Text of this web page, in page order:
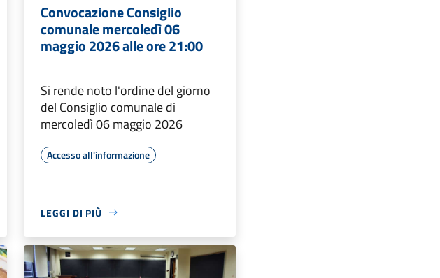
Convocazione Consiglio
comunale mercoledì 06
maggio 2026 alle ore 21:00
Si rende noto l'ordine del giorno
del Consiglio comunale di
mercoledì 06 maggio 2026
Accesso all'informazione
LEGGI DI PIÙ